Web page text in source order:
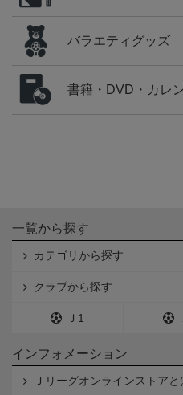
バラエティグッズ
書籍・DVD・カレ
一覧から探す
カテゴリから探す
クラブから探す
Ｊ1
インフォメーション
Ｊリーグオンラインストアと